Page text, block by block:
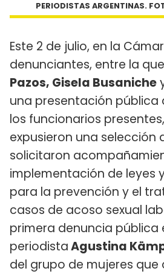
PERIODISTAS ARGENTINAS.
Este 2 de julio, en la
denunciantes, entre la
Pazos, Gisela Busaniche
una presentación pública
los funcionarios
expusieron una selección
solicitaron
implementación de leyes
para la prevención y el
casos de acoso sexual
primera denuncia pública
periodistaAgustina
del grupo de mujeres que